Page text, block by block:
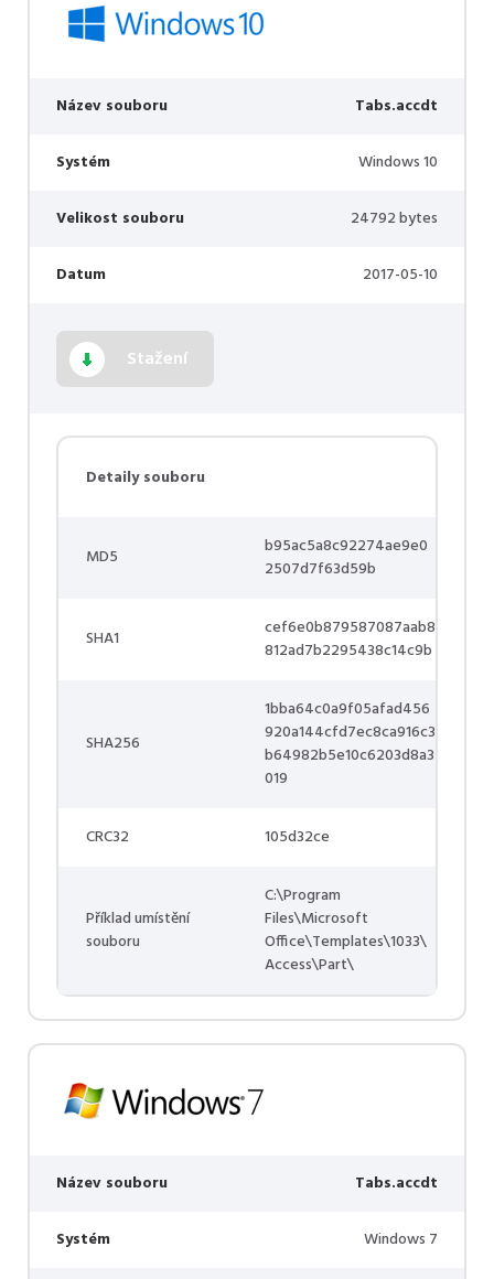
Název souboru Tabs.accdt
Systém Windows 10
Velikost souboru 24792 bytes
Datum 2017-05-10
Stažení
Detaily souboru
MD5
b95ac5a8c92274ae9e0
2507d7f63d59b
SHA1
cef6e0b879587087aab8
812ad7b2295438c14c9b
SHA256
1bba64c0a9f05afad456
920a144cfd7ec8ca916c3
b64982b5e10c6203d8a3
019
CRC32 105d32ce
Příklad umístění
souboru
C:\Program
Files\Microsoft
Office\Templates\1033\
Access\Part\
Název souboru Tabs.accdt
Systém Windows 7